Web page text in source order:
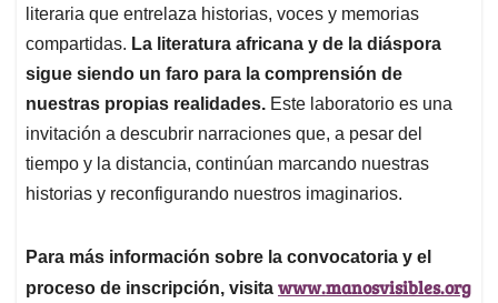
literaria que entrelaza historias, voces y memorias
compartidas. La literatura africana y de la diáspora
sigue siendo un faro para la comprensión de
nuestras propias realidades. Este laboratorio es una
invitación a descubrir narraciones que, a pesar del
tiempo y la distancia, continúan marcando nuestras
historias y reconfigurando nuestros imaginarios.
Para más información sobre la convocatoria y el
proceso de inscripción, visita www.manosvisibles.org